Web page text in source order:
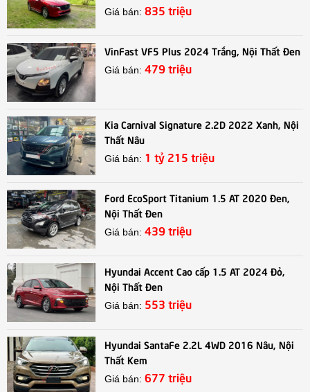
Giá bán:835 triệu
VinFast VF5 Plus 2024 Trắng, Nội Thất Đen
Giá bán:479 triệu
Kia Carnival Signature 2.2D 2022 Xanh, Nội
Thất Nâu
Giá bán: 1 tỷ 215 triệu
Ford EcoSport Titanium 1.5 AT 2020 Đen,
Nội Thất Đen
Giá bán:439 triệu
Hyundai Accent Cao cấp 1.5 AT 2024 Đỏ,
Nội Thất Đen
Giá bán: 553 triệu
Hyundai SantaFe 2.2L 4WD 2016 Nâu, Nội
Thất Kem
Giá bán:677 triệu